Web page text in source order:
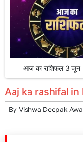
आज का राशिफल 3
Aaj ka rashifal in
By Vishwa Deepak